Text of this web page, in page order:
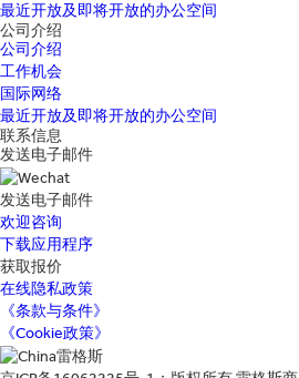
最近开放及即将开放的办公空间
公司介绍
公司介绍
工作机会
国际网络
最近开放及即将开放的办公空间
联系信息
发送电子邮件
发送电子邮件
欢迎咨询
下载应用程序
获取报价
在线隐私政策
《条款与条件》
《Cookie政策》